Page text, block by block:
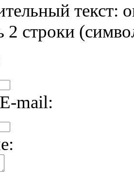
текст:
2 строки
mail: